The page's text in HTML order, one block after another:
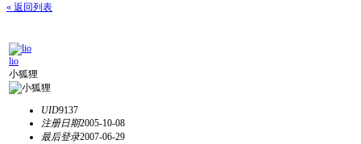
« 返回列表
lio
小狐狸
UID9137
注册日期2005-10-08
最后登录2007-06-29